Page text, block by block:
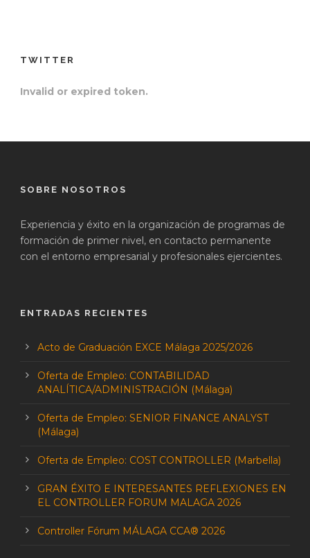
TWITTER
Invalid or expired token.
SOBRE NOSOTROS
Experiencia y éxito en la organización de programas de
formación de primer nivel, en contacto permanente
con el entorno empresarial y profesionales ejercientes.
ENTRADAS RECIENTES
Acto de Graduación EXCE Málaga 2025/2026
Oferta de Empleo: CONTABILIDAD
ANALÍTICA/ADMINISTRACIÓN (Málaga)
Oferta de Empleo: SENIOR FINANCE ANALYST
(Málaga)
Oferta de Empleo: COST CONTROLLER (Marbella)
GRAN ÉXITO E INTERESANTES REFLEXIONES EN
EL CONTROLLER FORUM MALAGA 2026
Controller Fórum MÁLAGA CCA® 2026